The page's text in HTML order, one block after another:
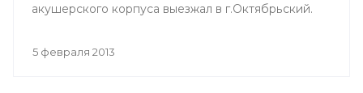
акушерского корпуса выезжал в г.Октябрьский.
5 февраля 2013